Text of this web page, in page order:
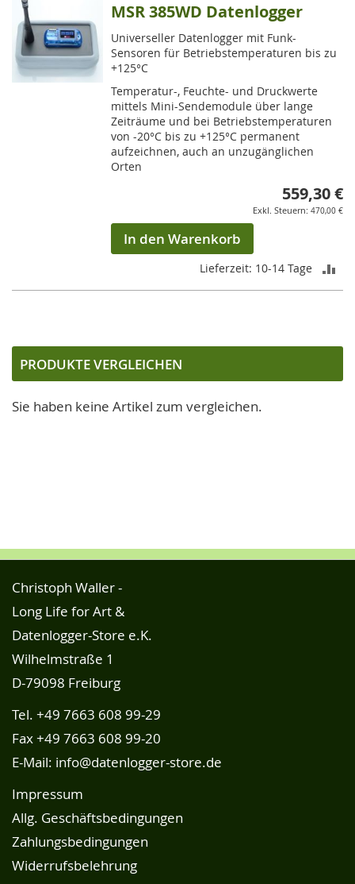
MSR 385WD Datenlogger
Universeller Datenlogger mit Funk-
Sensoren für Betriebstemperaturen bis zu
+125°C
Temperatur-, Feuchte- und Druckwerte
mittels Mini-Sendemodule über lange
Zeiträume und bei Betriebstemperaturen
von -20°C bis zu +125°C permanent
aufzeichnen, auch an unzugänglichen
Orten
559,30 €
470,00 €
In den Warenkorb
Lieferzeit: 10-14 Tage
PRODUKTE VERGLEICHEN
Sie haben keine Artikel zum vergleichen.
Christoph Waller -
Long Life for Art &
Datenlogger-Store e.K.
Wilhelmstraße 1
D-79098 Freiburg
Tel. +49 7663 608 99-29
Fax +49 7663 608 99-20
E-Mail: info@datenlogger-store.de
Impressum
Allg. Geschäftsbedingungen
Zahlungsbedingungen
Widerrufsbelehrung